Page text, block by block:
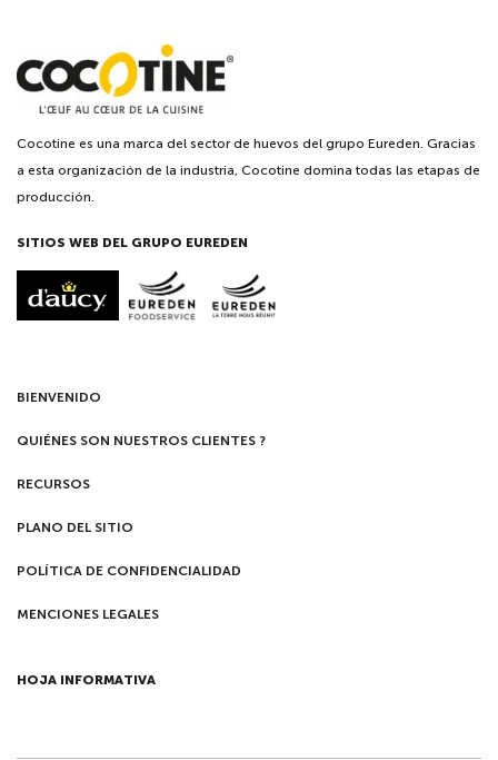
Cocotine es una marca del sector de huevos del grupo Eureden. Gracias
a esta organización de la industria, Cocotine domina todas las etapas de
producción.
SITIOS WEB DEL GRUPO EUREDEN
BIENVENIDO
QUIÉNES SON NUESTROS CLIENTES ?
RECURSOS
PLANO DEL SITIO
POLÍTICA DE CONFIDENCIALIDAD
MENCIONES LEGALES
HOJA INFORMATIVA